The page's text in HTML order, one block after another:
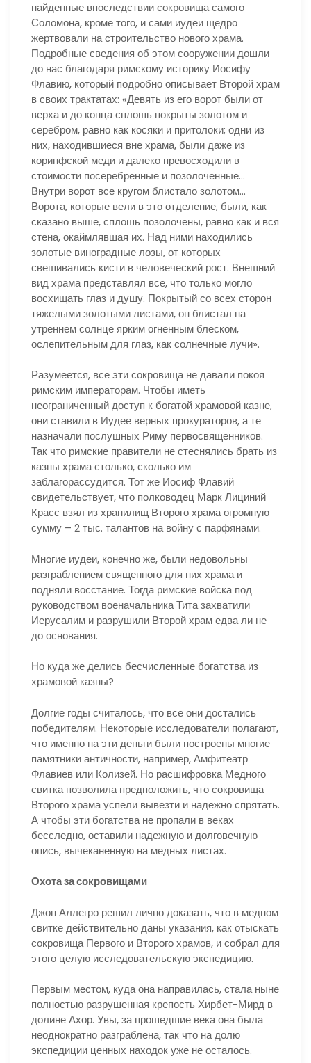
найденные впоследствии сокровища самого
Соломона, кроме того, и сами иудеи щедро
жертвовали на строительство нового храма.
Подробные сведения об этом сооружении дошли
до нас благодаря римскому историку Иосифу
Флавию, который подробно описывает Второй храм
в своих трактатах: «Девять из его ворот были от
верха и до конца сплошь покрыты золотом и
серебром, равно как косяки и притолоки; одни из
них, находившиеся вне храма, были даже из
коринфской меди и далеко превосходили в
стоимости посеребренные и позолоченные…
Внутри ворот все кругом блистало золотом…
Ворота, которые вели в это отделение, были, как
сказано выше, сплошь позолочены, равно как и вся
стена, окаймлявшая их. Над ними находились
золотые виноградные лозы, от которых
свешивались кисти в человеческий рост. Внешний
вид храма представлял все, что только могло
восхищать глаз и душу. Покрытый со всех сторон
тяжелыми золотыми листами, он блистал на
утреннем солнце ярким огненным блеском,
ослепительным для глаз, как солнечные лучи».
Разумеется, все эти сокровища не давали покоя
римским императорам. Чтобы иметь
неограниченный доступ к богатой храмовой казне,
они ставили в Иудее верных прокураторов, а те
назначали послушных Риму первосвященников.
Так что римские правители не стеснялись брать из
казны храма столько, сколько им
заблагорассудится. Тот же Иосиф Флавий
свидетельствует, что полководец Марк Лициний
Красс взял из хранилищ Второго храма огромную
сумму – 2 тыс. талантов на войну с парфянами.
Многие иудеи, конечно же, были недовольны
разграблением священного для них храма и
подняли восстание. Тогда римские войска под
руководством военачальника Тита захватили
Иерусалим и разрушили Второй храм едва ли не
до основания.
Но куда же делись бесчисленные богатства из
храмовой казны?
Долгие годы считалось, что все они достались
победителям. Некоторые исследователи полагают,
что именно на эти деньги были построены многие
памятники античности, например, Амфитеатр
Флавиев или Колизей. Но расшифровка Медного
свитка позволила предположить, что сокровища
Второго храма успели вывезти и надежно спрятать.
А чтобы эти богатства не пропали в веках
бесследно, оставили надежную и долговечную
опись, вычеканенную на медных листах.
Охота за сокровищами
Джон Аллегро решил лично доказать, что в медном
свитке действительно даны указания, как отыскать
сокровища Первого и Второго храмов, и собрал для
этого целую исследовательскую экспедицию.
Первым местом, куда она направилась, стала ныне
полностью разрушенная крепость Хирбет-Мирд в
долине Ахор. Увы, за прошедшие века она была
неоднократно разграблена, так что на долю
экспедиции ценных находок уже не осталось.